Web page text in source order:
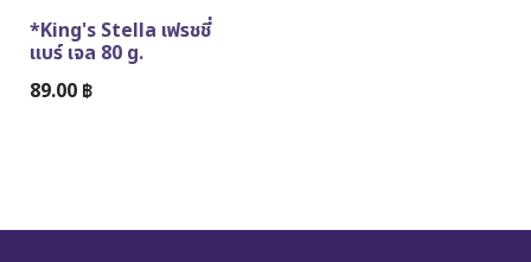
ขายดีตลอดกาล
*King's Stella เฟรชชี่
แบร์ เจล 80 g.
89.00 ฿